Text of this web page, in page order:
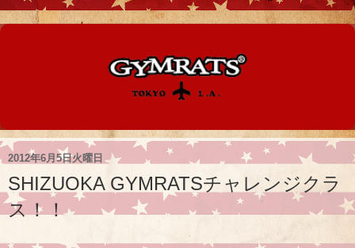
2012年6月5日火曜日
SHIZUOKA GYMRATSチャレンジクラ
ス！！